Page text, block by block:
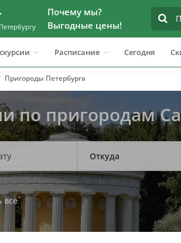
Почему мы?
Выгодные цены!
Расписание Сегодня
Пригороды Петербурга
по пригородам
Откуда
всё